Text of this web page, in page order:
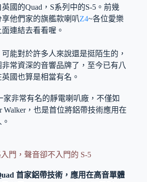
國的Quad，S系列中的S-5。前幾
他們家的旗艦款喇叭Z4~各位愛樂
連結去看看喔。
能對於許多人來說還是挺陌生的，
常資深的音響品牌了，至今已有八
國也算是相當有名。
家非常有名的靜電喇叭廠，不僅如
Walker，也是首位將鋁帶技術應用在
門，聲音卻不入門的 S-5
首家鋁帶技術，應用在高音單體